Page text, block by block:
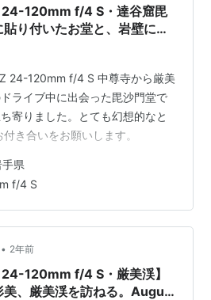
24-120mm f/4 S・達谷窟毘
り付いたお堂と、岩壁に彫
24-120mm f/4 S 中尊寺から厳美
ライブ中に出会った毘沙門堂で
寄りました。とても幻想的なと
き合いをお願いします。
手県
f/4 S
• 2年前
24-120mm f/4 S・厳美渓】
美、厳美渓を訪ねる。August